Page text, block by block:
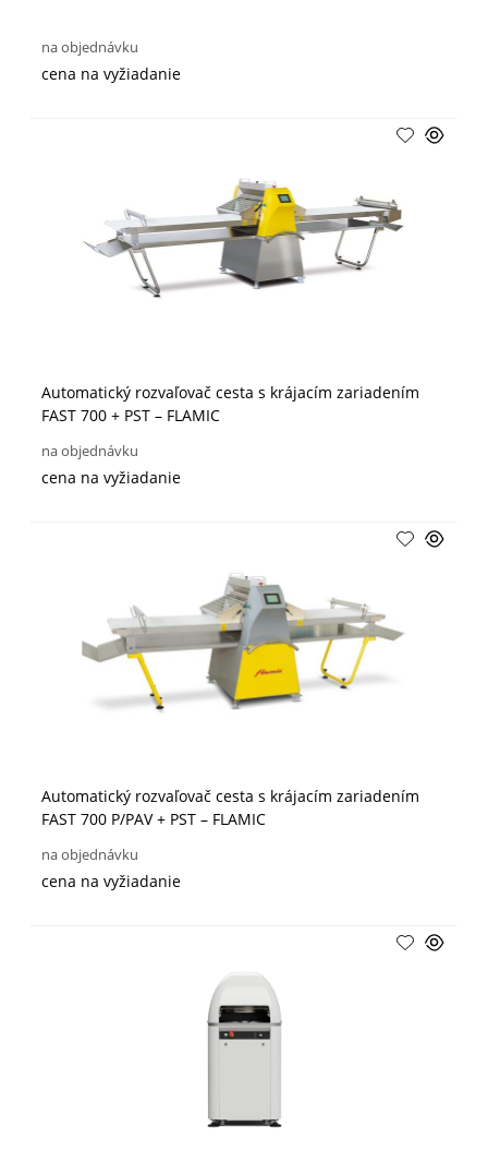
na objednávku
cena na vyžiadanie
Automatický rozvaľovač cesta s krájacím zariadením
FAST 700 + PST – FLAMIC
na objednávku
cena na vyžiadanie
Automatický rozvaľovač cesta s krájacím zariadením
FAST 700 P/PAV + PST – FLAMIC
na objednávku
cena na vyžiadanie